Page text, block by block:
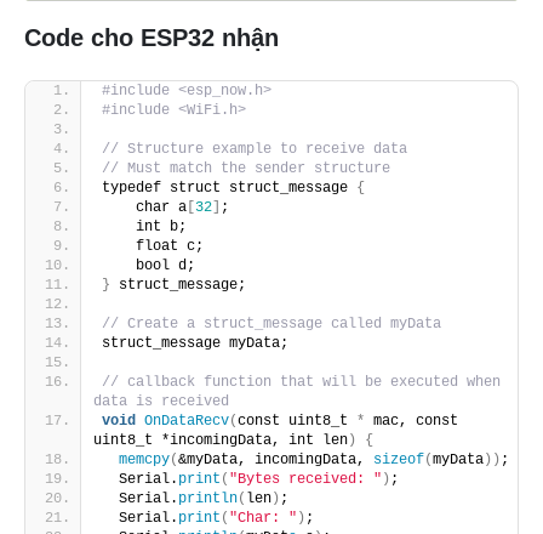
Code cho ESP32 nhận
#include <esp_now.h>
#include <WiFi.h>
// Structure example to receive data
// Must match the sender structure
typedef struct struct_message {
    char a
32
;
    int b;
    float c;
    bool d;
} struct_message;
// Create a struct_message called myData
struct_message myData;
// callback function that will be executed when
data is received
void OnDataRecv(const uint8_t * mac, const
uint8_t *incomingData, int len )
{
memcpy(&myData, incomingData, sizeof(myData )) ;
  Serial.
print ( "Bytes received: " ) ;
  Serial.
println( len ) ;
  Serial.
print ( "Char: " ) ;